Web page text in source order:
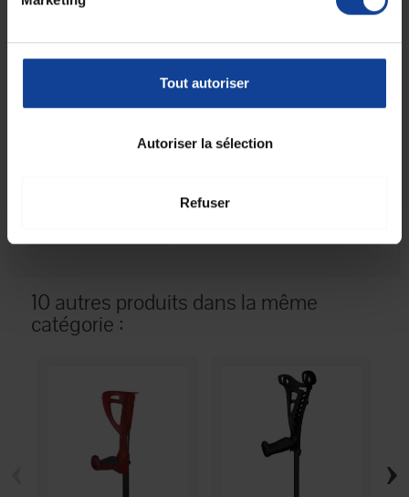
Tout autoriser
Autoriser la sélection
Refuser
10 autres produits dans la même
catégorie :
›